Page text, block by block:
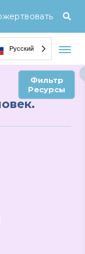
Русский
Фильтр
Ресурсы